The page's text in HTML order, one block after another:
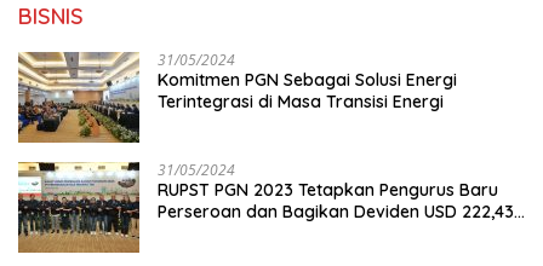
BISNIS
31/05/2024
Komitmen PGN Sebagai Solusi Energi
Terintegrasi di Masa Transisi Energi
31/05/2024
RUPST PGN 2023 Tetapkan Pengurus Baru
Perseroan dan Bagikan Deviden USD 222,43